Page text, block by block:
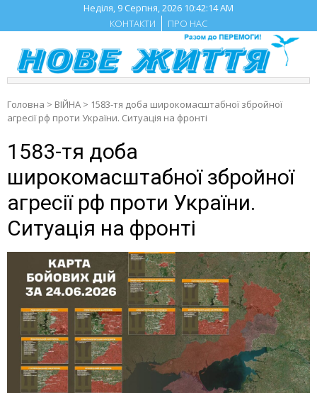
content
Неділя, 9 Серпня, 2026 10:42:15 AM
КОНТАКТИ
ПРО НАС
Головна > ВІЙНА > 1583-тя доба широкомасштабної збройної
агресії рф проти України. Ситуація на фронті
1583-тя доба
широкомасштабної збройної
агресії рф проти України.
Ситуація на фронті